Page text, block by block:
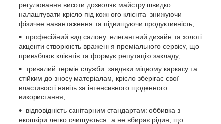
регулювання висоти дозволяє майстру швидко
налаштувати крісло під кожного клієнта, знижуючи
фізичне навантаження та підвищуючи продуктивність;
професійний вид салону: елегантний дизайн та золоті
акценти створюють враження преміального сервісу, що
приваблює клієнтів та формує репутацію закладу;
тривалий термін служби: завдяки міцному каркасу та
стійким до зносу матеріалам, крісло зберігає свої
властивості навіть за інтенсивного щоденного
використання;
відповідність санітарним стандартам: оббивка з
екошкіри легко очищується та не вбирає рідин, що